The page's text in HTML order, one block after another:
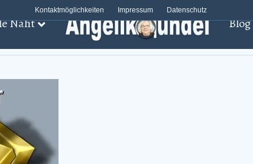
Kontaktmöglichkeiten Impressum Datenschutz
Näht Blog